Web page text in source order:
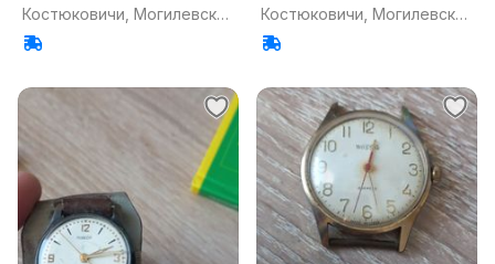
Костюковичи, Могилевская
обл.
Костюковичи, Могилевская
обл.